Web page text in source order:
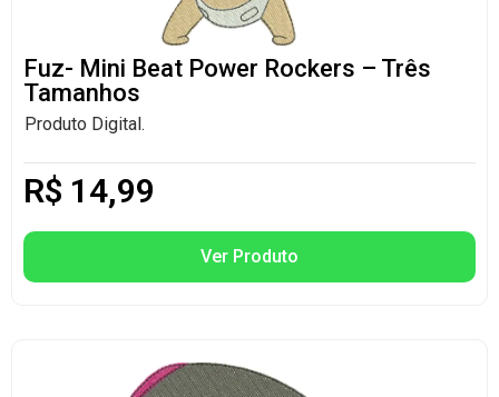
Fuz- Mini Beat Power Rockers – Três
Tamanhos
Produto Digital.
R$ 14,99
Ver Produto